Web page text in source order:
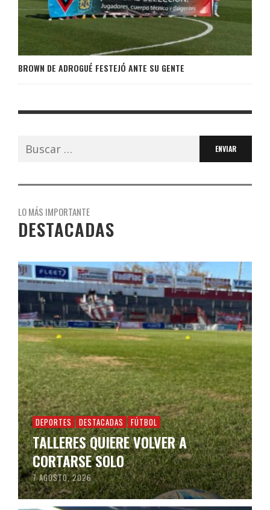
BROWN DE ADROGUÉ FESTEJÓ ANTE SU GENTE
Buscar:
LO MÁS IMPORTANTE
DESTACADAS
DEPORTES DESTACADAS FÚTBOL
TALLERES QUIERE VOLVER A
CORTARSE SOLO
7 AGOSTO, 2026